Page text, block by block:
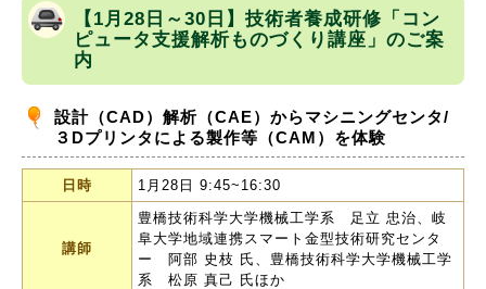
【1月28日～30日】技術者養成研修「コン
ピュータ支援解析ものづくり講座」のご案
内
設計（CAD）解析（CAE）からマシニングセンタ/
３Dプリンタによる製作等（CAM）を体験
日時 1月28日 9:45~16:30
講師
豊橋技術科学大学機械工学系 足立 忠治、岐
阜大学地域連携スマート金型技術研究センタ
ー 阿部 史枝 氏、豊橋技術科学大学機械工学
系 松原 真己 氏ほか